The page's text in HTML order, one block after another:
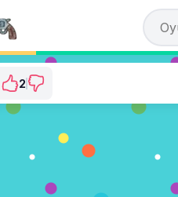
⭐ 100% (2 Oylar)
2